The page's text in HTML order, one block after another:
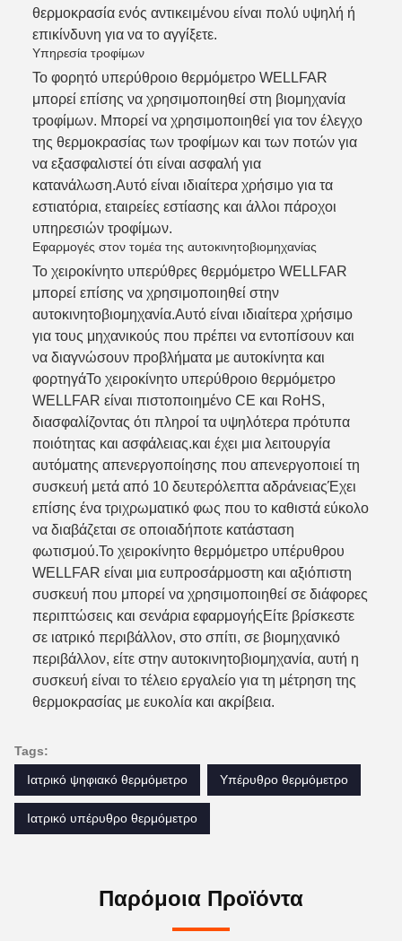
θερμοκρασία ενός αντικειμένου είναι πολύ υψηλή ή
επικίνδυνη για να το αγγίξετε.
Υπηρεσία τροφίμων
Το φορητό υπερύθροιο θερμόμετρο WELLFAR
μπορεί επίσης να χρησιμοποιηθεί στη βιομηχανία
τροφίμων. Μπορεί να χρησιμοποιηθεί για τον έλεγχο
της θερμοκρασίας των τροφίμων και των ποτών για
να εξασφαλιστεί ότι είναι ασφαλή για
κατανάλωση.Αυτό είναι ιδιαίτερα χρήσιμο για τα
εστιατόρια, εταιρείες εστίασης και άλλοι πάροχοι
υπηρεσιών τροφίμων.
Εφαρμογές στον τομέα της αυτοκινητοβιομηχανίας
Το χειροκίνητο υπερύθρες θερμόμετρο WELLFAR
μπορεί επίσης να χρησιμοποιηθεί στην
αυτοκινητοβιομηχανία.Αυτό είναι ιδιαίτερα χρήσιμο
για τους μηχανικούς που πρέπει να εντοπίσουν και
να διαγνώσουν προβλήματα με αυτοκίνητα και
φορτηγάΤο χειροκίνητο υπερύθροιο θερμόμετρο
WELLFAR είναι πιστοποιημένο CE και RoHS,
διασφαλίζοντας ότι πληροί τα υψηλότερα πρότυπα
ποιότητας και ασφάλειας.και έχει μια λειτουργία
αυτόματης απενεργοποίησης που απενεργοποιεί τη
συσκευή μετά από 10 δευτερόλεπτα αδράνειαςΈχει
επίσης ένα τριχρωματικό φως που το καθιστά εύκολο
να διαβάζεται σε οποιαδήποτε κατάσταση
φωτισμού.Το χειροκίνητο θερμόμετρο υπέρυθρου
WELLFAR είναι μια ευπροσάρμοστη και αξιόπιστη
συσκευή που μπορεί να χρησιμοποιηθεί σε διάφορες
περιπτώσεις και σενάρια εφαρμογήςΕίτε βρίσκεστε
σε ιατρικό περιβάλλον, στο σπίτι, σε βιομηχανικό
περιβάλλον, είτε στην αυτοκινητοβιομηχανία, αυτή η
συσκευή είναι το τέλειο εργαλείο για τη μέτρηση της
θερμοκρασίας με ευκολία και ακρίβεια.
Tags:
Ιατρικό ψηφιακό θερμόμετρο
Υπέρυθρο θερμόμετρο
Ιατρικό υπέρυθρο θερμόμετρο
Παρόμοια Προϊόντα